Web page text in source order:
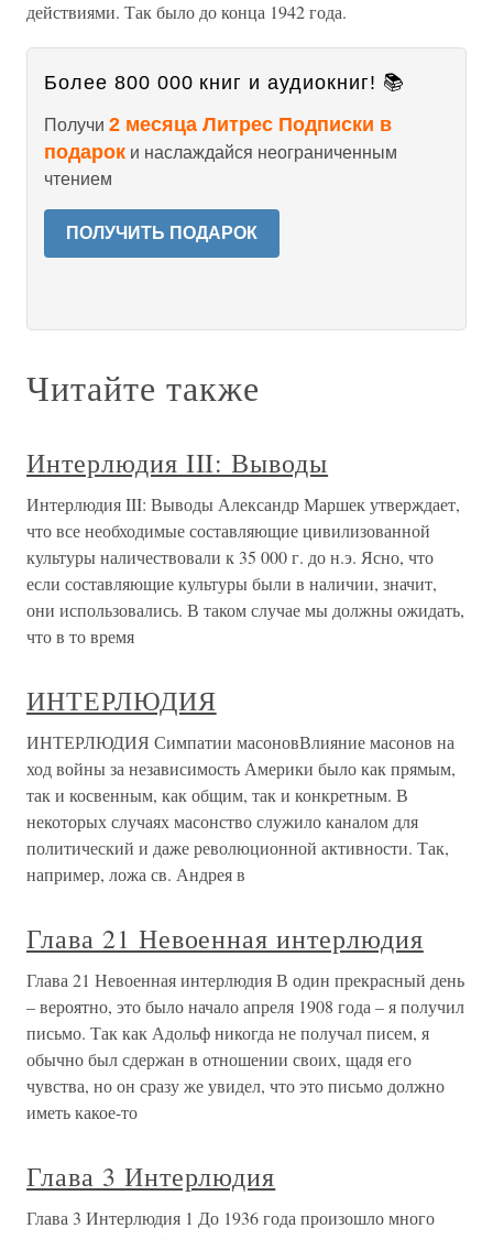
действиями. Так было до конца 1942 года.
Более 800 000 книг и аудиокниг! 📚
Получи 2 месяца Литрес Подписки в
подарок и наслаждайся неограниченным
чтением
ПОЛУЧИТЬ ПОДАРОК
Читайте также
Интерлюдия III: Выводы
Интерлюдия III: Выводы Александр Маршек утверждает,
что все необходимые составляющие цивилизованной
культуры наличествовали к 35 000 г. до н.э. Ясно, что
если составляющие культуры были в наличии, значит,
они использовались. В таком случае мы должны ожидать,
что в то время
ИНТЕРЛЮДИЯ
ИНТЕРЛЮДИЯ Симпатии масоновВлияние масонов на
ход войны за независимость Америки было как прямым,
так и косвенным, как общим, так и конкретным. В
некоторых случаях масонство служило каналом для
политический и даже революционной активности. Так,
например, ложа св. Андрея в
Глава 21 Невоенная интерлюдия
Глава 21 Невоенная интерлюдия В один прекрасный день
– вероятно, это было начало апреля 1908 года – я получил
письмо. Так как Адольф никогда не получал писем, я
обычно был сдержан в отношении своих, щадя его
чувства, но он сразу же увидел, что это письмо должно
иметь какое-то
Глава 3 Интерлюдия
Глава 3 Интерлюдия 1 До 1936 года произошло много